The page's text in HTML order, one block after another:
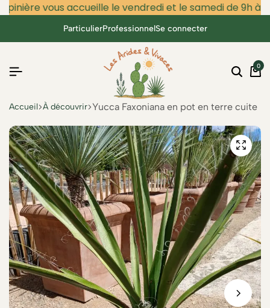
vous accueille le vendredi et le samedi de 9h à
ParticulierProfessionnelSe connecter
0
Accueil À découvrir Yucca Faxoniana en pot en terre cuite